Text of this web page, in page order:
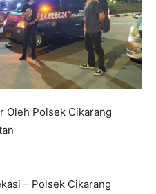
Oleh Polsek Cikarang
– Polsek Cikarang